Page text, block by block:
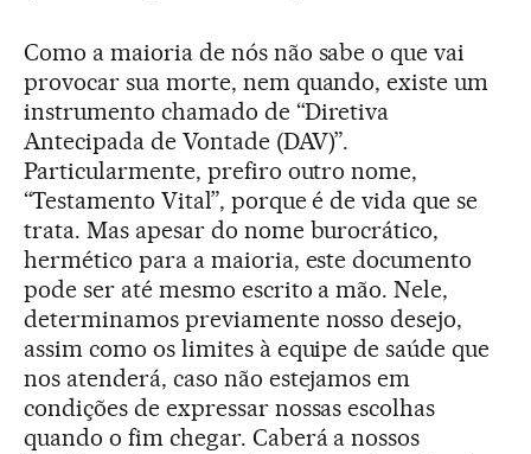
Como a maioria de nós não sabe o que vai
provocar sua morte, nem quando, existe um
instrumento chamado de “Diretiva
Antecipada de Vontade (DAV)”.
Particularmente, prefiro outro nome,
“Testamento Vital”, porque é de vida que se
trata. Mas apesar do nome burocrático,
hermético para a maioria, este documento
pode ser até mesmo escrito a mão. Nele,
determinamos previamente nosso desejo,
assim como os limites à equipe de saúde que
nos atenderá, caso não estejamos em
condições de expressar nossas escolhas
quando o fim chegar. Caberá a nossos